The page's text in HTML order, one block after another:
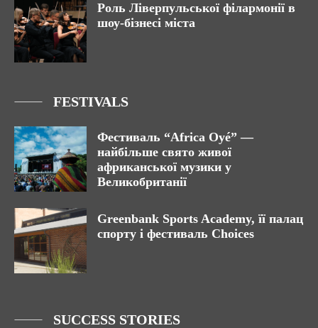
Роль Ліверпульської філармонії в
шоу-бізнесі міста
FESTIVALS
Фестиваль “Africa Oyé” —
найбільше свято живої
африканської музики у
Великобританії
Greenbank Sports Academy, її палац
спорту і фестиваль Choices
SUCCESS STORIES